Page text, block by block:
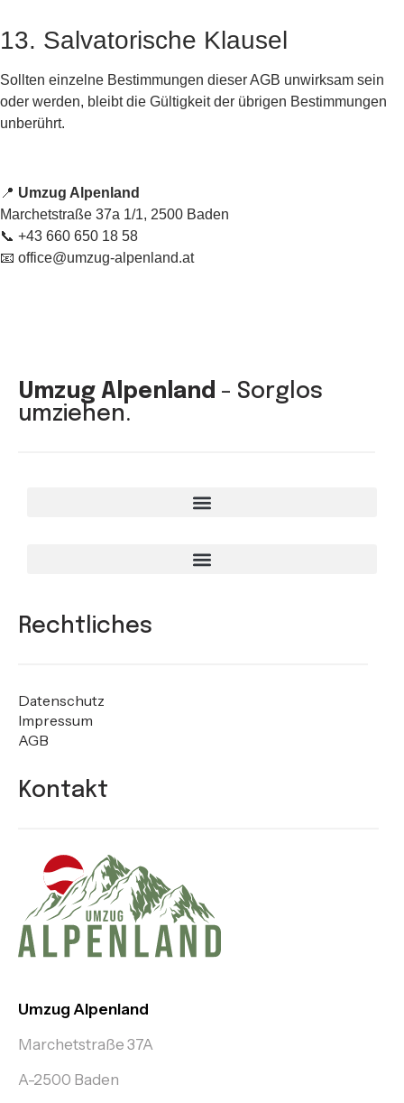
13. Salvatorische Klausel
Sollten einzelne Bestimmungen dieser AGB unwirksam sein
oder werden, bleibt die Gültigkeit der übrigen Bestimmungen
unberührt.
📍 Umzug Alpenland
Marchetstraße 37a 1/1, 2500 Baden
📞 +43 660 650 18 58
📧 office@umzug-alpenland.at
Umzug Alpenland - Sorglos
umziehen.
Rechtliches
Datenschutz
Impressum
AGB
Kontakt
Umzug Alpenland
Marchetstraße 37A
A-2500 Baden